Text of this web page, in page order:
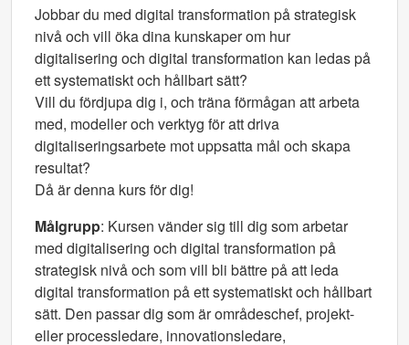
Jobbar du med digital transformation på strategisk
nivå och vill öka dina kunskaper om hur
digitalisering och digital transformation kan ledas på
ett systematiskt och hållbart sätt?
Vill du fördjupa dig i, och träna förmågan att arbeta
med, modeller och verktyg för att driva
digitaliseringsarbete mot uppsatta mål och skapa
resultat?
Då är denna kurs för dig!
Målgrupp: Kursen vänder sig till dig som arbetar
med digitalisering och digital transformation på
strategisk nivå och som vill bli bättre på att leda
digital transformation på ett systematiskt och hållbart
sätt. Den passar dig som är områdeschef, projekt-
eller processledare, innovationsledare,